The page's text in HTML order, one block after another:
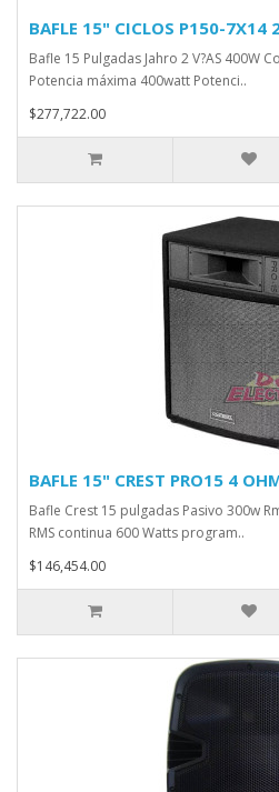
BAFLE 15" CICLOS P150-7X14
Bafle 15 Pulgadas Jahro 2 V?AS 400W
Potencia máxima 400watt Potenci..
$277,722.00
BAFLE 15" CREST PRO15 4
Bafle Crest 15 pulgadas Pasivo 300w
RMS continua 600 Watts program..
$146,454.00